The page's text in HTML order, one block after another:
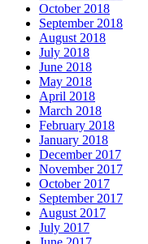
October 2018
September 2018
August 2018
July 2018
June 2018
May 2018
April 2018
March 2018
February 2018
January 2018
December 2017
November 2017
October 2017
September 2017
August 2017
July 2017